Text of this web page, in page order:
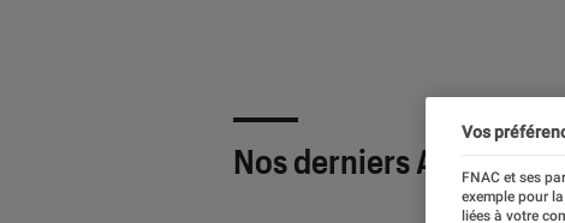
Nos derniers Articles
Vos
FNAC et ses
exemple pour
liées à votre